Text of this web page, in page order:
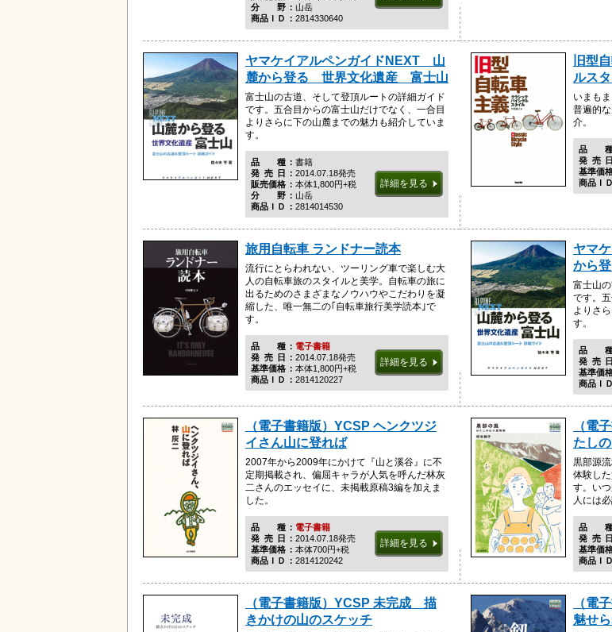
分野山岳
商品ＩＤ
2814330640
ヤマケイアルペンガイドNEXT 山
麓から登る 世界文化遺産 富士山
富士山の古道、そして登頂ルートの詳細ガイド
です。五合目からの富士山だけでなく、一合目
よりさらに下の山麓までの魅力も紹介していま
す。
品種書籍
発売日 2014.07.18発売
販売価格
本体1,800円+税
分野山岳
商品ＩＤ
2814014530
詳細を見る
旧型
ルス
いまも
普遍的
介。
品
発売
基準価
商品ＩＤ
旅用自転車 ランドナー読本
流行にとらわれない、ツーリング車で楽しむ大
人の自転車旅のスタイルと美学。自転車の旅に
出るためのさまざまなノウハウやこだわりを凝
縮した、唯一無二の｢自転車旅行美学読本｣で
す。
品種電子書籍
発売日 2014.07.18発売
基準価格
本体1,800円+税
商品ＩＤ
2814120227
詳細を見る
ヤマ
から
富士山
です。
よりさ
す。
品
発売
基準価
商品ＩＤ
（電子書籍版）YCSP ヘンクツジ
イさん山に登れば
2007年から2009年にかけて『山と溪谷』に不
定期掲載され、偏屈キャラが人気を呼んだ林灰
二さんのエッセイに、未掲載原稿3編を加えま
した。
品種電子書籍
発売日 2014.07.18発売
基準価格
本体700円+税
商品ＩＤ
2814120242
詳細を見る
（電
たし
黒部源
体験し
す。い
人には
品
発売
基準価
商品ＩＤ
（電子書籍版）YCSP 未完成 描
きかけの山のスケッチ
（電
魅せ